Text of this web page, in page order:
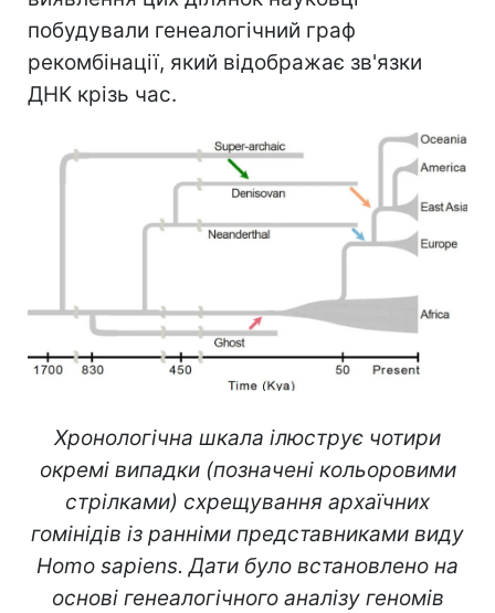
побудували генеалогічний граф
рекомбінації, який відображає зв'язки
ДНК крізь час.
Хронологічна шкала ілюструє чотири
окремі випадки (позначені кольоровими
стрілками) схрещування архаїчних
гомінідів із ранніми представниками виду
Homo sapiens. Дати було встановлено на
основі генеалогічного аналізу геномів